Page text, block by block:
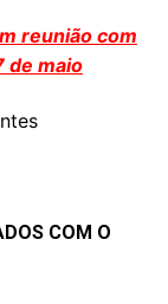
reunião com
de maio
COM O